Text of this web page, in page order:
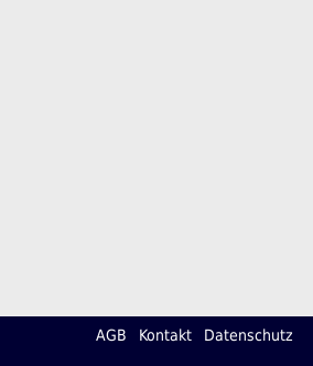
AGB Kontakt Datenschutz